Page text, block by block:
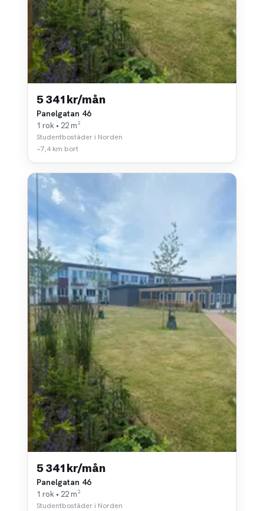
5 341 kr/mån
Panelgatan 46
1 rok • 22 m²
Studentbostäder i Norden
~7,4 km bort
5 341 kr/mån
Panelgatan 46
1 rok • 22 m²
Studentbostäder i Norden